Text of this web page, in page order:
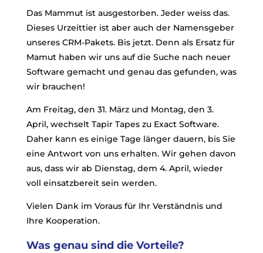
Das Mammut ist ausgestorben. Jeder weiss das.
Dieses Urzeittier ist aber auch der Namensgeber
unseres CRM-Pakets. Bis jetzt. Denn als Ersatz für
Mamut haben wir uns auf die Suche nach neuer
Software gemacht und genau das gefunden, was
wir brauchen!
Am Freitag, den 31. März und Montag, den 3.
April, wechselt Tapir Tapes zu Exact Software.
Daher kann es einige Tage länger dauern, bis Sie
eine Antwort von uns erhalten. Wir gehen davon
aus, dass wir ab Dienstag, dem 4. April, wieder
voll einsatzbereit sein werden.
Vielen Dank im Voraus für Ihr Verständnis und
Ihre Kooperation.
Was genau sind die Vorteile?